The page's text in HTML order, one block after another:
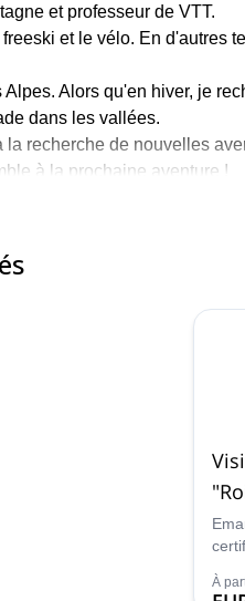
et professeur de VTT.
et le vélo. En d'autres
Alors qu'en hiver, je
dans les vallées.
recherche de nouvelles
à la prochaine aventure !
À